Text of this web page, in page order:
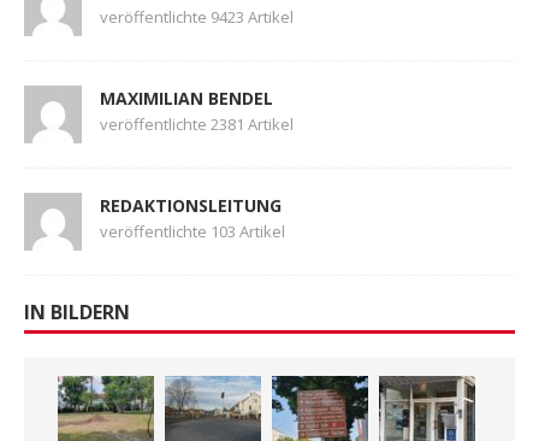
veröffentlichte 9423 Artikel
MAXIMILIAN BENDEL
veröffentlichte 2381 Artikel
REDAKTIONSLEITUNG
veröffentlichte 103 Artikel
IN BILDERN